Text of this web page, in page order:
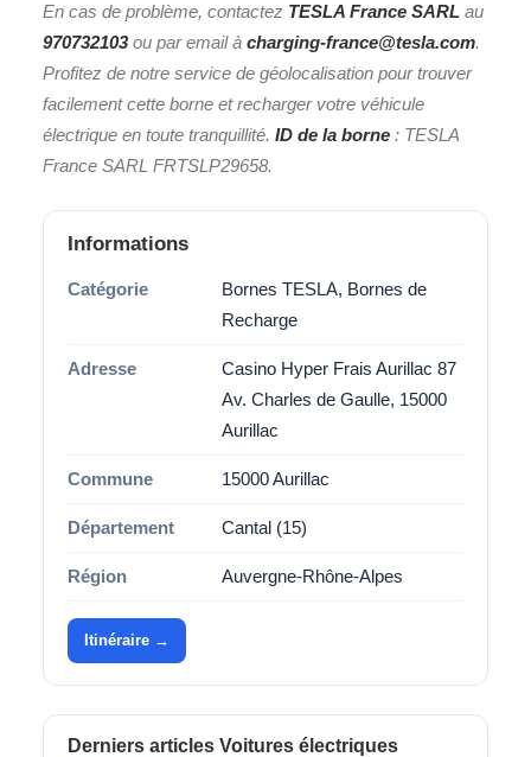
En cas de problème, contactez TESLA France SARL au
970732103ou par email à charging-france@tesla.com.
Profitez de notre service de géolocalisation pour trouver
facilement cette borne et recharger votre véhicule
électrique en toute tranquillité. ID de la borne : TESLA
France SARL FRTSLP29658.
Informations
Catégorie
Bornes TESLA, Bornes de
Recharge
Adresse
Casino Hyper Frais Aurillac 87
Av. Charles de Gaulle, 15000
Aurillac
Commune 15000 Aurillac
Département Cantal (15)
Région Auvergne-Rhône-Alpes
Itinéraire →
Derniers articles Voitures électriques